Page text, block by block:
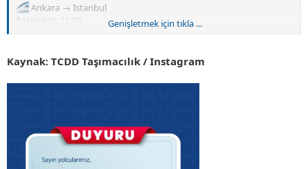
Ankara → İstanbul
* Hareket: 21.00
* Varış: 01.15
İstanbul → Ankara
* Hareket: 20.24
* Varış: 00.48
Genişletmek için tıkla ...
Kaynak: TCDD Taşımacılık / Instagram